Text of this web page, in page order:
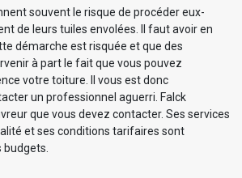
souvent le risque de procéder eux-
de leurs tuiles envolées. Il faut avoir en
démarche est risquée et que des
à part le fait que vous pouvez
votre toiture. Il vous est donc
un professionnel aguerri. Falck
que vous devez contacter. Ses services
et ses conditions tarifaires sont
budgets.